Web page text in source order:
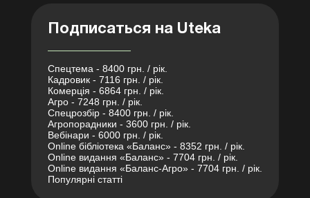
Подписаться на Uteka
Спецтема - 8400 грн. / рік.
Кадровик - 7116 грн. / рік.
Комерція - 6864 грн. / рік.
Агро - 7248 грн. / рік.
Спецрозбір - 8400 грн. / рік.
Агропорадники - 3600 грн. / рік.
Вебінари - 6000 грн. / рік.
Online бібліотека «Баланс» - 8352 грн. / рік.
Online видання «Баланс» - 7704 грн. / рік.
Online видання «Баланс-Агро» - 7704 грн. / рік.
Популярні статті